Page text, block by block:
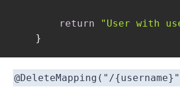
return
"User with
    }
@DeleteMapping("/